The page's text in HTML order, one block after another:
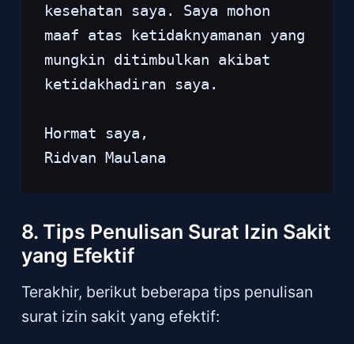
kesehatan saya. Saya mohon
maaf atas ketidaknyamanan yang
mungkin ditimbulkan akibat
ketidakhadiran saya.
Hormat saya,
Ridvan Maulana
8. Tips Penulisan Surat Izin Sakit
yang Efektif
Terakhir, berikut beberapa tips penulisan
surat izin sakit yang efektif: